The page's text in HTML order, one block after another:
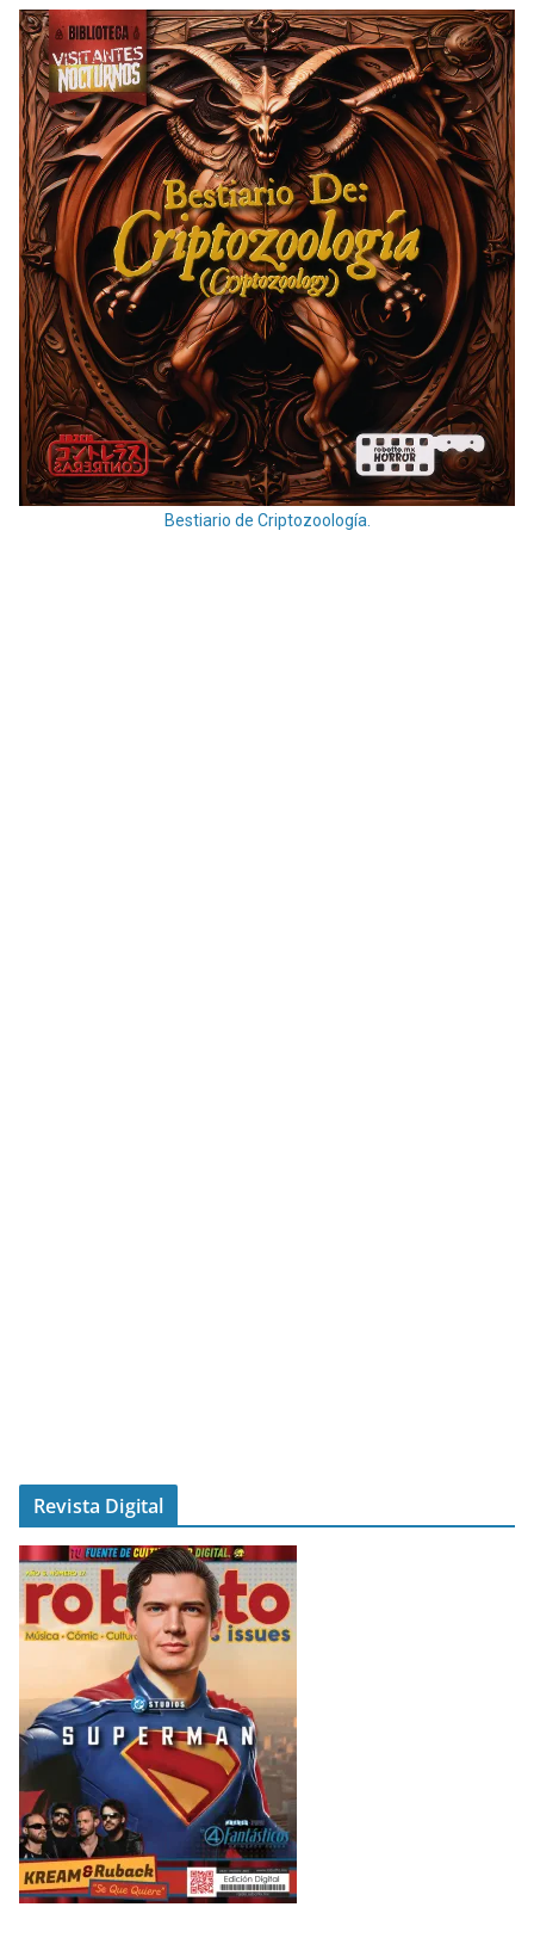
Bestiario de Criptozoología.
Revista Digital